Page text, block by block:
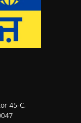
45-C,